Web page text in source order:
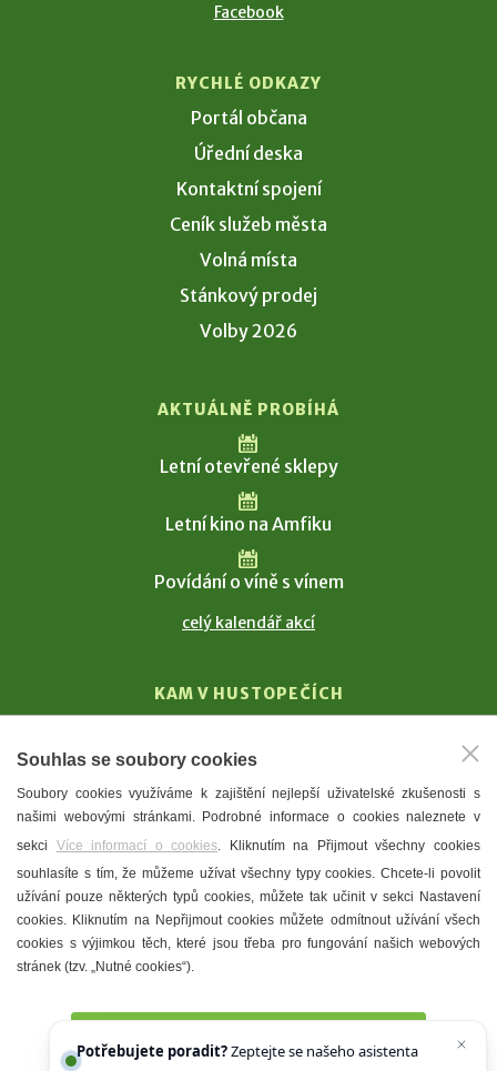
Facebook
RYCHLÉ ODKAZY
Portál občana
Úřední deska
Kontaktní spojení
Ceník služeb města
Volná místa
Stánkový prodej
Volby 2026
AKTUÁLNĚ PROBÍHÁ
Letní otevřené sklepy
Letní kino na Amfiku
Povídání o víně s vínem
celý kalendář akcí
KAM V HUSTOPEČÍCH
T. G. Masaryk
Mandloně
Ubytování
Restaurace
Městské muzeum a galerie
Denní meníčka
Souhlas se soubory cookies
Soubory cookies využíváme k zajištění nejlepší uživatelské zkušenosti s
našimi webovými stránkami. Podrobné informace o cookies naleznete v
sekci Více informací o cookies. Kliknutím na Přijmout všechny cookies
souhlasíte s tím, že můžeme užívat všechny typy cookies. Chcete-li povolit
užívání pouze některých typů cookies, můžete tak učinit v sekci Nastavení
cookies. Kliknutím na Nepřijmout cookies můžete odmítnout užívání všech
cookies s výjimkou těch, které jsou třeba pro fungování našich webových
stránek (tzv. „Nutné cookies“).
Potřebujete poradit?Zeptejte se našeho asistenta